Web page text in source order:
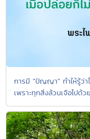
การมี "ปัญญา" ทำให้รู้ว่าไ
เพราะทุกสิ่งล้วนเจือไปด้